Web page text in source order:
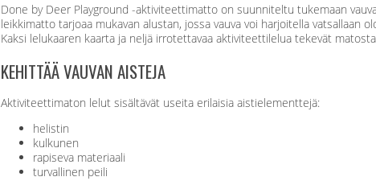
Done by Deer Playground -aktiviteettimatto on suunniteltu tukemaan
leikkimatto tarjoaa mukavan alustan, jossa vauva voi harjoitella vatsallaan
Kaksi lelukaaren kaarta ja neljä irrotettavaa aktiviteettilelua tekevät
KEHITTÄÄ VAUVAN AISTEJA
Aktiviteettimaton lelut sisältävät useita erilaisia aistielementtejä:
helistin
kulkunen
rapiseva materiaali
turvallinen peili